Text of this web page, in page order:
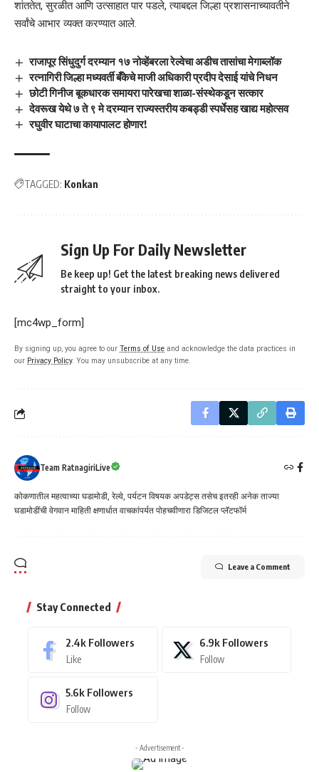
शांततेत, सुरळीत आणि उत्साहात पार पडले, त्याबद्दल जिल्हा प्रशासनाच्यावतीने
सर्वांचे आभार व्यक्त करण्यात आले.
राजापूर सिंधुदुर्ग दरम्यान १७ नोव्हेंबरला रेल्वेचा अडीच तासांचा मेगाब्लॉक
रत्नागिरी जिल्हा मध्यवर्ती बँकेचे माजी अधिकारी प्रदीप देसाई यांचे निधन
छोटी गिनीज बूकधारक समायरा पारेखचा शाळा-संस्थेकडून सत्कार
देवरूख येथे ७ ते ९ मे दरम्यान राज्यस्तरीय कबड्डी स्पर्धेसह खाद्य महोत्सव
रघुवीर घाटाचा कायापालट होणार!
TAGGED: Konkan
Sign Up For Daily Newsletter
Be keep up! Get the latest breaking news delivered
straight to your inbox.
[mc4wp_form]
By signing up, you agree to our Terms of Use and acknowledge the data practices in
our Privacy Policy. You may unsubscribe at any time.
Team RatnagiriLive
कोकणातील महत्वाच्या घडामोडी, रेल्वे, पर्यटन विषयक अपडेट्स तसेच इतरही अनेक ताज्या
घडामोडींची वेगवान माहिती क्षणार्धात वाचकांपर्यत पोहचवीणारा डिजिटल प्लॅटफॉर्म
Leave a Comment
Stay Connected
2.4k Followers
Like
6.9k Followers
Follow
5.6k Followers
Follow
- Advertisement -